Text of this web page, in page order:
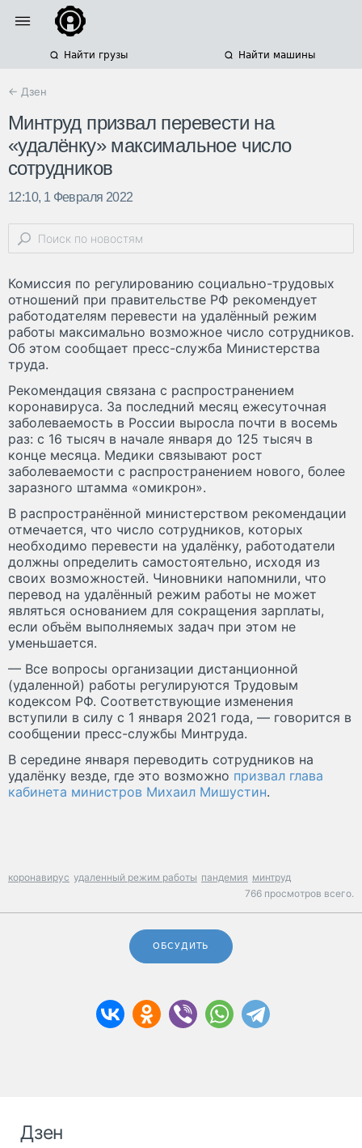
Найти грузы Найти машины
← Дзен
Минтруд призвал перевести на
«удалёнку» максимальное число
сотрудников
12:10, 1 Февраля 2022
Комиссия по регулированию социально-трудовых
отношений при правительстве РФ рекомендует
работодателям перевести на удалённый режим
работы максимально возможное число сотрудников.
Об этом сообщает пресс-служба Министерства
труда.
Рекомендация связана с распространением
коронавируса. За последний месяц ежесуточная
заболеваемость в России выросла почти в восемь
раз: c 16 тысяч в начале января до 125 тысяч в
конце месяца. Медики связывают рост
заболеваемости с распространением нового, более
заразного штамма «омикрон».
В распространённой министерством рекомендации
отмечается, что число сотрудников, которых
необходимо перевести на удалёнку, работодатели
должны определить самостоятельно, исходя из
своих возможностей. Чиновники напомнили, что
перевод на удалённый режим работы не может
являться основанием для сокращения зарплаты,
если объём выполняемых задач при этом не
уменьшается.
— Все вопросы организации дистанционной
(удаленной) работы регулируются Трудовым
кодексом РФ. Соответствующие изменения
вступили в силу с 1 января 2021 года, — говорится в
сообщении пресс-службы Минтруда.
В середине января переводить сотрудников на
удалёнку везде, где это возможно призвал глава
кабинета министров Михаил Мишустин.
коронавирус удаленный режим работы пандемия минтруд
766 просмотров всего.
ОБСУДИТЬ
Дзен